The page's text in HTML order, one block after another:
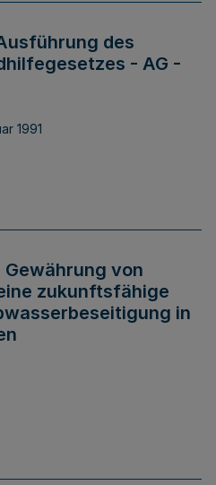
des
- AG -
1991
von
zukunftsfähige
in